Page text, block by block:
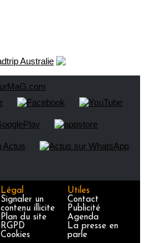
Légal
Signaler un
contenu illicite
Plan du site
RGPD
Cookies
Utiles
Contact
Publicité
Agenda
La presse en
parle